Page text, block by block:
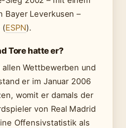
Bayer Leverkusen –
(ESPN).
Tore hatte er?
Wettbewerben und
er im Januar 2006
womit er damals der
von Real Madrid
Offensivstatistik als